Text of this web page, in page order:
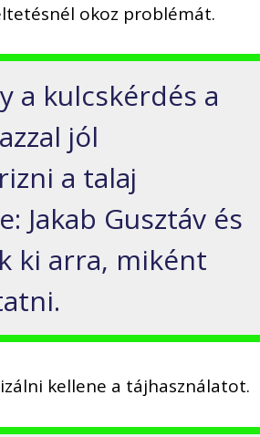
okoz problémát.
a kulcskérdés a
jól
a talaj
Jakab Gusztáv és
ki arra, miként
kellene a tájhasználatot.